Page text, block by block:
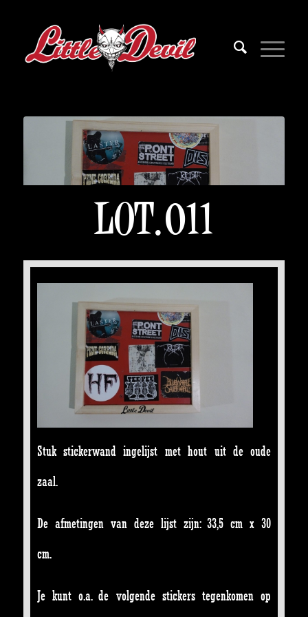
LOT.011
Stuk stickerwand ingelijst met hout uit de oude
zaal.
De afmetingen van deze lijst zijn: 33,5 cm x 30
cm.
Je kunt o.a. de volgende stickers tegenkomen op